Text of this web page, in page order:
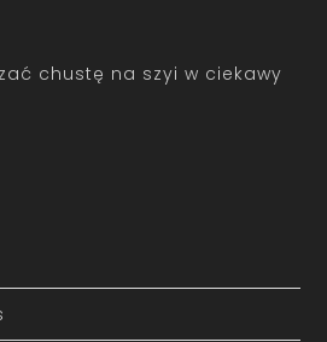
chustę na szyi w ciekawy